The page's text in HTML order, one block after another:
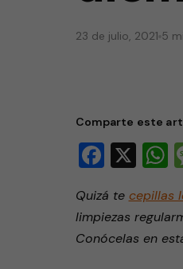
23 de julio, 2021 5
Comparte este
X
Quizá te cepillas
limpiezas
Conócelas en